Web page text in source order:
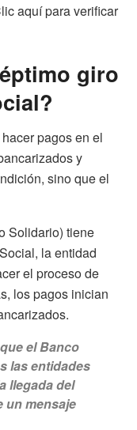
aquí para verificar
giro
pagos en el
y
sino que el
Solidario) tiene
la entidad
el proceso de
los pagos inician
el Banco
las entidades
llegada del
un mensaje